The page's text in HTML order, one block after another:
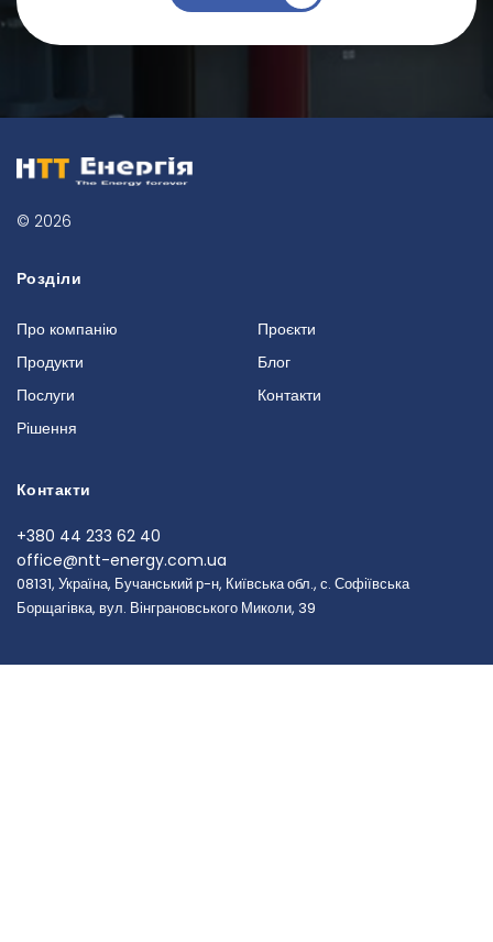
© 2026
Розділи
Про компанію
Продукти
Послуги
Рішення
Проєкти
Блог
Контакти
Контакти
+380 44 233 62 40
office@ntt-energy.com.ua
08131, Україна, Бучанський р-н, Київська обл., с. Софіївська
Борщагівка, вул. Вінграновського Миколи, 39